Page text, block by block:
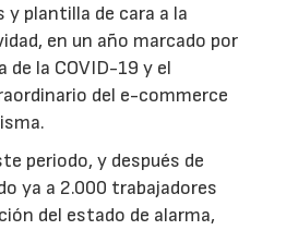
plantilla de cara a la
en un año marcado por
de la COVID-19 y el
del e-commerce
periodo, y después de
ya a 2.000 trabajadores
del estado de alarma,